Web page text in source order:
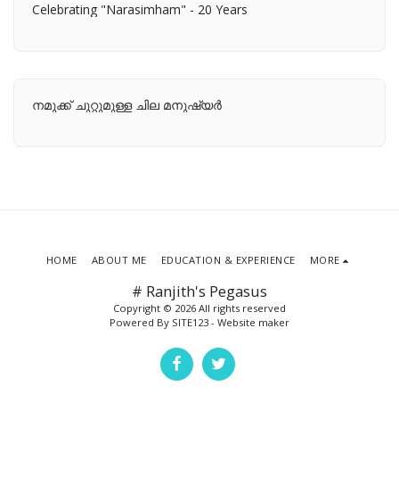
Celebrating "Narasimham" - 20 Years
നമുക്ക് ചുറ്റുമുള്ള ചില മനുഷ്യർ
# Ranjith's Pegasus
Copyright © 2026 All rights reserved
Powered By SITE123 - Website maker
HOME ABOUT ME EDUCATION & EXPERIENCE MORE